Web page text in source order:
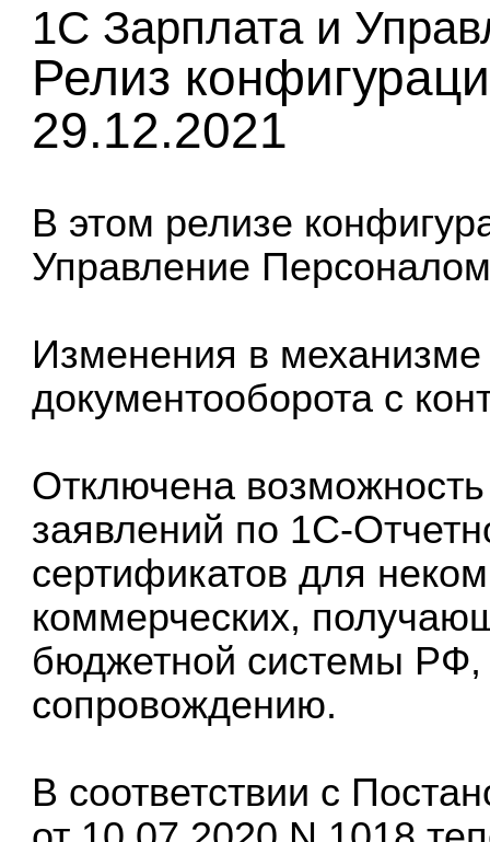
1С Зарплата и
Релиз
29.12.2021
В этом релизе
Управление
Изменения в механизме
документооборота с
Отключена возможность
заявлений по 1С-
сертификатов для
коммерческих,
бюджетной системы РФ,
сопровождению.
В соответствии с